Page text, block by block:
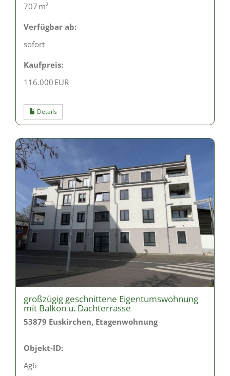
707 m²
Verfügbar ab:
sofort
Kaufpreis:
116.000 EUR
Details
großzügig geschnittene Eigentumswohnung
mit Balkon u. Dachterrasse
53879 Euskirchen, Etagenwohnung
Objekt-ID:
Ag6